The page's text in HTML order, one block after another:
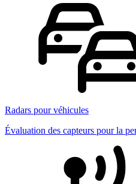
Radars pour véhicules
Évaluation des capteurs pour la